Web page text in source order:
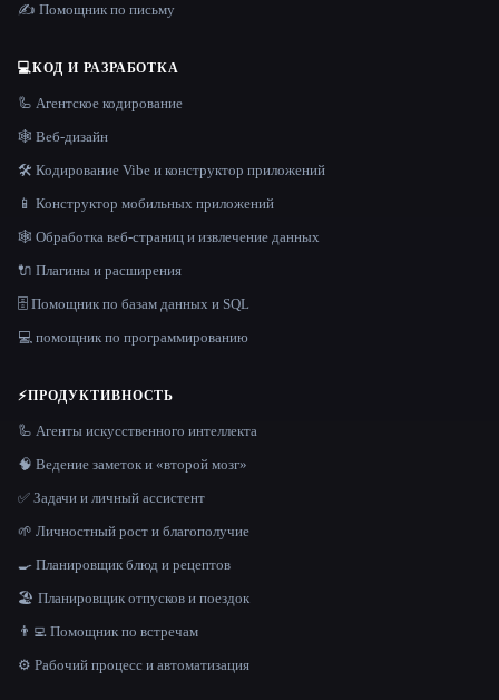
✍️ Помощник по письму
💻КОД И РАЗРАБОТКА
🦾 Агентское кодирование
🕸 Веб-дизайн
🛠️ Кодирование Vibe и конструктор приложений
📱 Конструктор мобильных приложений
🕸️ Обработка веб-страниц и извлечение данных
🔌 Плагины и расширения
🗄️ Помощник по базам данных и SQL
💻 помощник по программированию
⚡ПРОДУКТИВНОСТЬ
🦾 Агенты искусственного интеллекта
🧠 Ведение заметок и «второй мозг»
✅ Задачи и личный ассистент
🌱 Личностный рост и благополучие
🍳 Планировщик блюд и рецептов
🏖 Планировщик отпусков и поездок
👨‍💻 Помощник по встречам
⚙️ Рабочий процесс и автоматизация